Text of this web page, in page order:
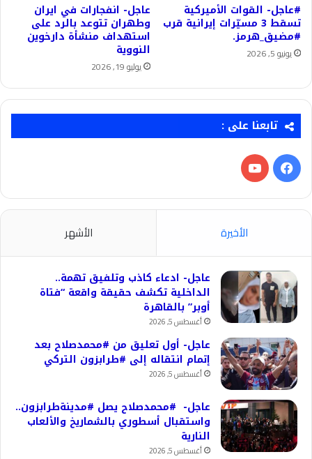
#عاجل- القوات الأميركية
تسقط 3 مسيّرات إيرانية قرب
#مضيق_هرمز.
يونيو 5, 2026
عاجل- انفجارات في ايران
وطهران تتوعد بالرد على
استهداف منشأة دارخوين
النووية
يوليو 19, 2026
تابعنا على :
فيسبوك‫YouTube
الأخيرة الأشهر
عاجل- ادعاء كاذب وتلفيق تهمة..
الداخلية تكشف حقيقة واقعة “فتاة
أوبر” بالقاهرة
أغسطس 5, 2026
عاجل- أول تعليق من #محمدصلاح بعد
إتمام انتقاله إلى #طرابزون التركي
أغسطس 5, 2026
عاجل- #محمدصلاح يصل #مدينةطرابزون..
واستقبال أسطوري بالشماريخ والألعاب
النارية
أغسطس 5, 2026